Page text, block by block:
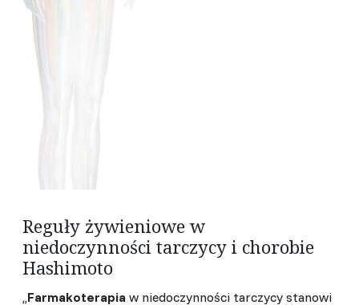
Reguły żywieniowe w
niedoczynności tarczycy i chorobie
Hashimoto
,,Farmakoterapia w niedoczynności tarczycy stanowi